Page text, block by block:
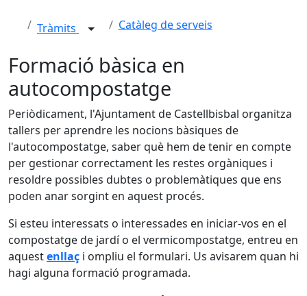
Tràmits Catàleg de serveis
Formació bàsica en
autocompostatge
Periòdicament, l'Ajuntament de Castellbisbal organitza
tallers per aprendre les nocions bàsiques de
l'autocompostatge, saber què hem de tenir en compte
per gestionar correctament les restes orgàniques i
resoldre possibles dubtes o problemàtiques que ens
poden anar sorgint en aquest procés.
Si esteu interessats o interessades en iniciar-vos en el
compostatge de jardí o el vermicompostatge, entreu en
aquestenllaç i ompliu el formulari. Us avisarem quan hi
hagi alguna formació programada.